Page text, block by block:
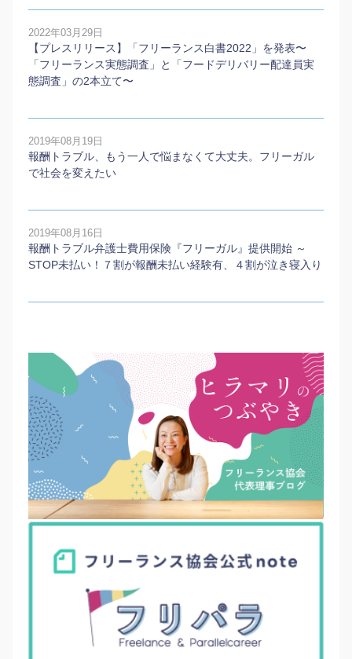
2022年03月29日
【プレスリリース】「フリーランス白書2022」を発表〜
「フリーランス実態調査」と「フードデリバリー配達員実
態調査」の2本⽴て〜
2019年08月19日
報酬トラブル、もう一人で悩まなくて大丈夫。フリーガル
で社会を変えたい
2019年08月16日
報酬トラブル弁護士費用保険『フリーガル』提供開始 ～
STOP未払い！７割が報酬未払い経験有、４割が泣き寝入り